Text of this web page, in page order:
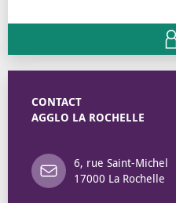
CONTACT
AGGLO LA ROCHELLE
6, rue Saint-Michel
17000 La Rochelle